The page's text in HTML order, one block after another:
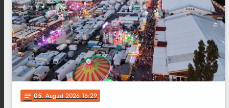
notes 05. August 2026 16:29